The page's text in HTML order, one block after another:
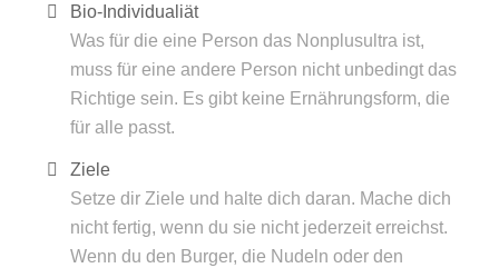
Bio-Individualiät
Was für die eine Person das Nonplusultra ist,
muss für eine andere Person nicht unbedingt das
Richtige sein. Es gibt keine Ernährungsform, die
für alle passt.
Ziele
Setze dir Ziele und halte dich daran. Mache dich
nicht fertig, wenn du sie nicht jederzeit erreichst.
Wenn du den Burger, die Nudeln oder den